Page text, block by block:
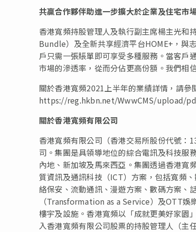
共贏合作夥伴助進一步擴大於企業及住宅市
香港寬頻持股管理人及執行副主席楊主光
Bundle）及全新共享經濟平台HOME+，與
戶只需一張賬單即可享受多種服務。當客戶
市場的滲透率，從而分佔更高份額。我們相
關於香港寬頻2021上半年的業績詳情，請參
https://reg.hkbn.net/WwwCMS/upload/
關於香港寬頻有限公司
香港寬頻有限公司（香港交易所股份代號：
司。集團是具領導地位的綜合電訊及科技服
內地、新加坡及馬來西亞。集團透過香港寬
質資訊及通訊科技（ICT）方案，包括寬頻
絡保安、流動通訊、漫遊方案、數碼方案、
（Transformation as a Service）及OTT
樓宇及設施。香港寬頻以「成就更美好家園
入香港寬頻有限公司股票的持股管理人（主